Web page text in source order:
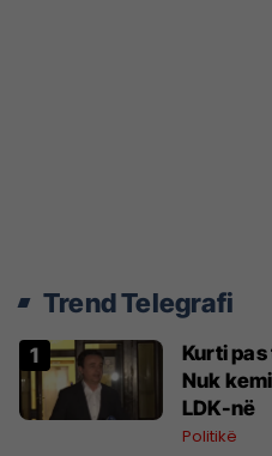
Trend Telegrafi
Kurti
Nuk
LDK-në
Politikë